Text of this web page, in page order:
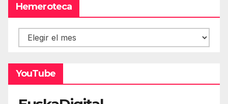
Hemeroteca
Hemeroteca
YouTube